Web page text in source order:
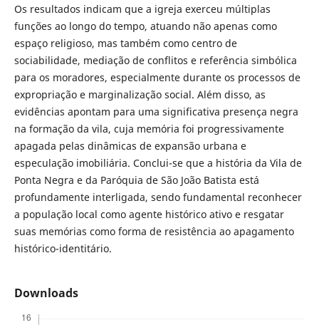
Os resultados indicam que a igreja exerceu múltiplas
funções ao longo do tempo, atuando não apenas como
espaço religioso, mas também como centro de
sociabilidade, mediação de conflitos e referência simbólica
para os moradores, especialmente durante os processos de
expropriação e marginalização social. Além disso, as
evidências apontam para uma significativa presença negra
na formação da vila, cuja memória foi progressivamente
apagada pelas dinâmicas de expansão urbana e
especulação imobiliária. Conclui-se que a história da Vila de
Ponta Negra e da Paróquia de São João Batista está
profundamente interligada, sendo fundamental reconhecer
a população local como agente histórico ativo e resgatar
suas memórias como forma de resistência ao apagamento
histórico-identitário.
Downloads